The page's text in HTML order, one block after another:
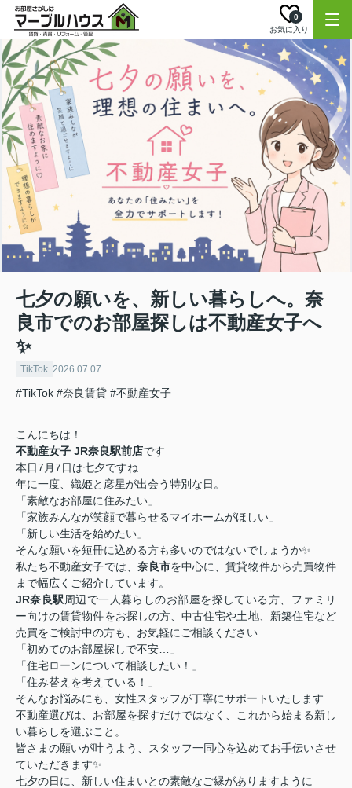
お気に入り
0
七夕の願いを、新しい暮らしへ。奈
良市でのお部屋探しは不動産女子へ
✨
TikTok 2026.07.07
#TikTok #奈良賃貸 #不動産女子
こんにちは！
不動産女子 JR奈良駅前店です
本日7月7日は七夕ですね
年に一度、織姫と彦星が出会う特別な日。
「素敵なお部屋に住みたい」
「家族みんなが笑顔で暮らせるマイホームがほしい」
「新しい生活を始めたい」
そんな願いを短冊に込める方も多いのではないでしょうか✨
私たち不動産女子では、 奈良市を中心に、賃貸物件から売買物件
まで幅広くご紹介しています。
JR奈良駅 周辺で一人暮らしのお部屋を探している方、ファミリ
ー向けの賃貸物件をお探しの方、中古住宅や土地、新築住宅など
売買をご検討中の方も、お気軽にご相談ください
「初めてのお部屋探しで不安…」
「住宅ローンについて相談したい！」
「住み替えを考えている！」
そんなお悩みにも、女性スタッフが丁寧にサポートいたします
不動産選びは、お部屋を探すだけではなく、これから始まる新し
い暮らしを選ぶこと。
皆さまの願いが叶うよう、スタッフ一同心を込めてお手伝いさせ
ていただきます✨
七夕の日に、新しい住まいとの素敵なご縁がありますように